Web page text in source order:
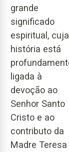
grande
significado
espiritual, cuja
história está
ligada à
devoção ao
Senhor Santo
Cristo e ao
contributo da
Madre Teresa